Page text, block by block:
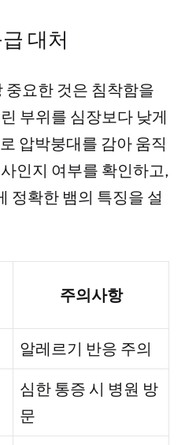
대처
중요한 것은 침착함을
부위를 심장보다 낮게
압박붕대를 감아 움직
인지 여부를 확인하고,
정확한 뱀의 특징을 설
주의사항
알레르기 반응 주의
심한 통증 시 병원 방
문